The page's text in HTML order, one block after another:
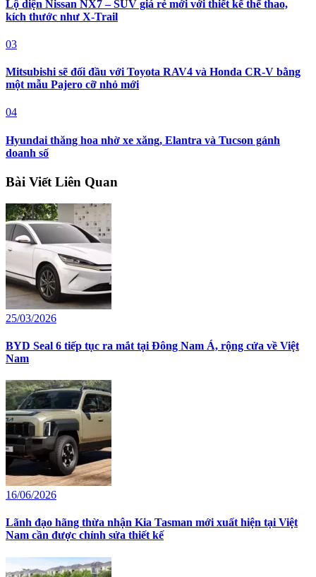
Lộ diện Nissan NX7 – SUV giá rẻ mới với thiết kế thể thao,
kích thước như X-Trail
03
Mitsubishi sẽ đối đầu với Toyota RAV4 và Honda CR-V bằng
một mẫu Pajero cỡ nhỏ mới
04
Hyundai thăng hoa nhờ xe xăng, Elantra và Tucson gánh
doanh số
Bài Viết Liên Quan
25/03/2026
BYD Seal 6 tiếp tục ra mắt tại Đông Nam Á, rộng cửa về Việt
Nam
16/06/2026
Lãnh đạo hãng thừa nhận Kia Tasman mới xuất hiện tại Việt
Nam cần được chỉnh sửa thiết kế